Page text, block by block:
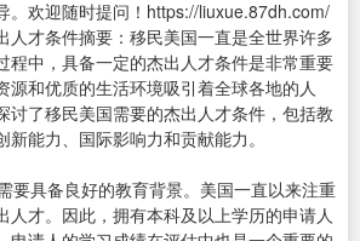
。欢迎随时提问！https://liuxue.87dh.com/
人才条件摘要：移民美国一直是全世界许多
程中，具备一定的杰出人才条件是非常重要
源和优质的生活环境吸引着全球各地的人
讨了移民美国需要的杰出人才条件，包括教
能力、国际影响力和贡献能力。
要具备良好的教育背景。美国一直以来注重
人才。因此，拥有本科及以上学历的申请人